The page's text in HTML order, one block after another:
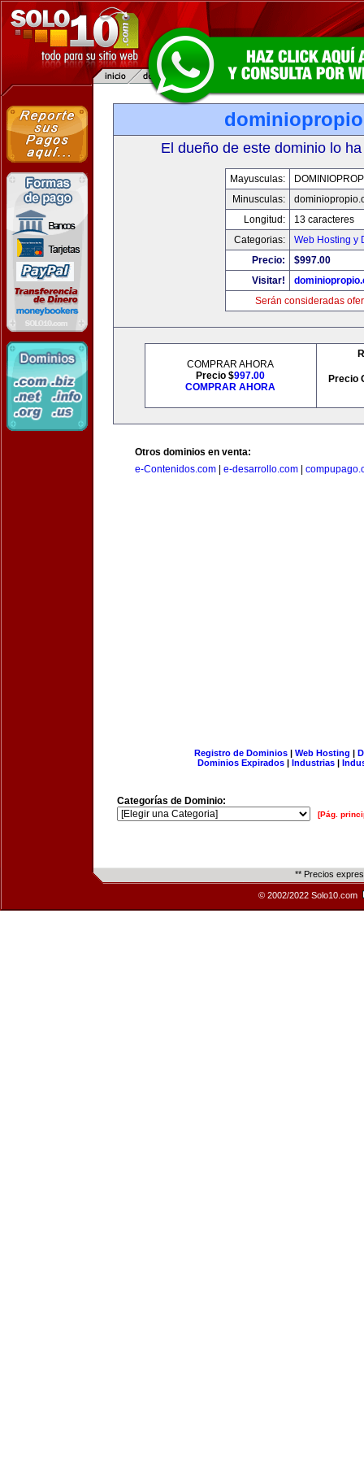
El dueño de este dominio lo
Mayusculas:
Minusculas:
Longitud:
13 caracteres
Categorias:
Web Hosting y
Precio:
$997.00
Visitar!
Serán consideradas
COMPRAR AHORA
Precio $997.00
COMPRAR AHORA
Precio
Otros dominios en venta:
e-Contenidos.com
e-desarrollo.com
Registro de Dominios| Web Hosting |
Dominios Expirados | Industrias |
Categorías de Dominio:
[Pág.
** Precios
© 2002/2022 Solo10.com